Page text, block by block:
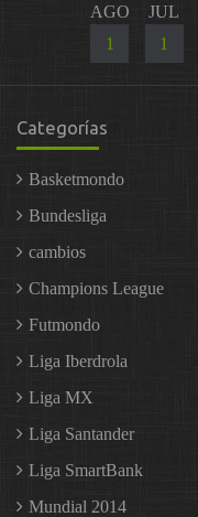
AGO
1
JUL
1
Categorías
Basketmondo
Bundesliga
cambios
Champions League
Futmondo
Liga Iberdrola
Liga MX
Liga Santander
Liga SmartBank
Mundial 2014